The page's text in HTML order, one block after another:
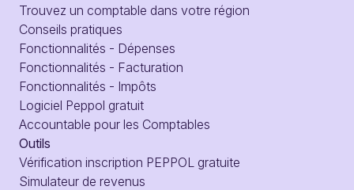
Trouvez un comptable dans votre région
Conseils pratiques
Fonctionnalités - Dépenses
Fonctionnalités - Facturation
Fonctionnalités - Impôts
Logiciel Peppol gratuit
Accountable pour les Comptables
Outils
Vérification inscription PEPPOL gratuite
Simulateur de revenus